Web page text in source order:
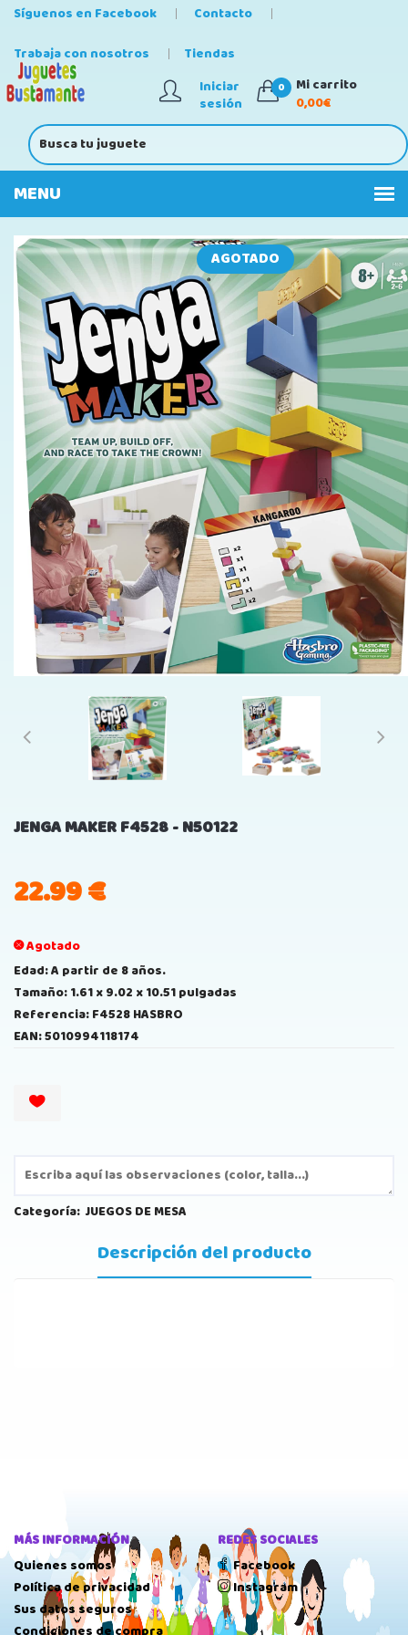
Síguenos en Facebook
Contacto
Trabaja con nosotros
Tiendas
Iniciar
sesión
0
Mi carrito
0,00€
AGOTADO
JENGA MAKER F4528 - N50122
22.99€
Agotado
Edad: A partir de 8 años.
Tamaño: 1.61 x 9.02 x 10.51 pulgadas
Referencia: F4528 HASBRO
EAN: 5010994118174
Categoría: JUEGOS DE MESA
Descripción del producto
MÁS INFORMACIÓN
Quienes somos
Política de privacidad
Sus datos seguros
REDES SOCIALES
Facebook
Instagram